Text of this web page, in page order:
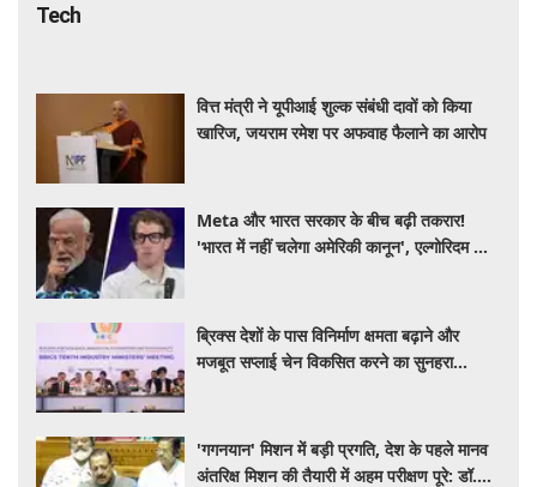
Tech
वित्त मंत्री ने यूपीआई शुल्क संबंधी दावों को किया
खारिज, जयराम रमेश पर अफवाह फैलाने का आरोप
Meta और भारत सरकार के बीच बढ़ी तकरार!
'भारत में नहीं चलेगा अमेरिकी कानून', एल्गोरिदम को
ब्रिक्स देशों के पास विनिर्माण क्षमता बढ़ाने और
मजबूत सप्लाई चेन विकसित करने का सुनहरा
'गगनयान' मिशन में बड़ी प्रगति, देश के पहले मानव
अंतरिक्ष मिशन की तैयारी में अहम परीक्षण पूरे: डॉ.